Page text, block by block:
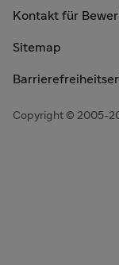
Kontakt für
Sitemap
Copyright © 2005-